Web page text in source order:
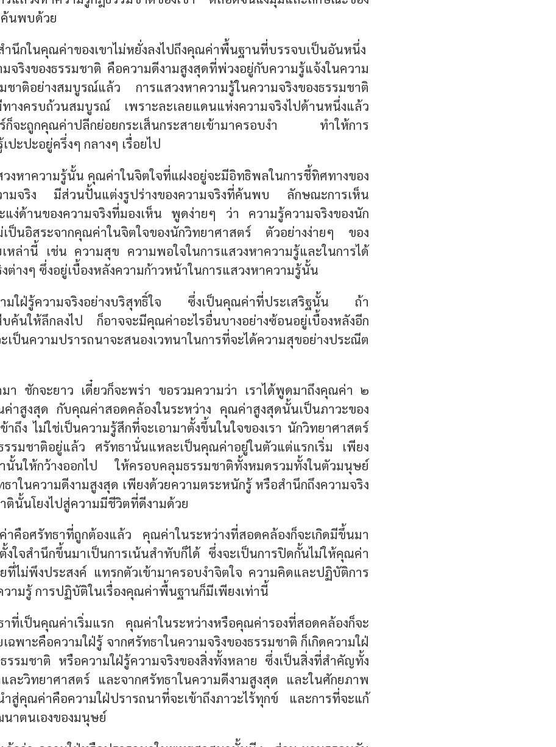
ค้นพบด้วย
ำนึกในคุณค่าของเขาไม่หยั่งลงไปถึงคุณค่าพื้นฐานที่บรรจบเป็นอันหนึ่ง
จริงของธรรมชาติ คือความดีงามสูงสุดที่พ่วงอยู่กับความรู้แจ้งในความ
มชาติอย่างสมบูรณ์แล้ว การแสวงหาความรู้ในความจริงของธรรมชาติ
ทางครบถ้วนสมบูรณ์ เพราะละเลยแดนแห่งความจริงไปด้านหนึ่งแล้ว
ก็จะถูกคุณค่าปลีกย่อยกระเส็นกระสายเข้ามาครอบงำ ทำให้การ
ปะปะอยู่ครึ่งๆ กลางๆ เรื่อยไป
วงหาความรู้นั้น คุณค่าในจิตใจที่แฝงอยู่จะมีอิทธิพลในการชี้ทิศทางของ
ามจริง มีส่วนปั้นแต่งรูปร่างของความจริงที่ค้นพบ ลักษณะการเห็น
แง่ด้านของความจริงที่มองเห็น พูดง่ายๆ ว่า ความรู้ความจริงของนัก
ป็นอิสระจากคุณ​ค่าในจิตใจของนักวิทยาศาสตร์ ตัวอย่างง่ายๆ ของ
หล่านี้ เช่น ความสุข ความพอใจในการแสวงหาความรู้และในการได้
างๆ ซึ่งอยู่เบื้องหลังความก้าวหน้าในการแสวงหาความรู้นั้น
มใฝ่รู้ความจริงอย่างบริสุทธิ์ใจ ซึ่งเป็นคุณค่าที่ประเสริฐนั้น ถ้า
บค้นให้ลึกลงไป ก็อาจจะมีคุณค่าอะไรอื่นบางอย่างซ้อนอยู่เบื้องหลังอีก
เป็นความปรารถนาจะสนองเวทนาในการที่จะได้ความสุขอย่างประณีต
า ชักจะยาว เดี๋ยวก็จะพร่า ขอรวมความว่า เราได้พูดมาถึงคุณค่า ๒
สูงสุด กับคุณค่าสอดคล้องในระหว่าง คุณค่าสูงสุดนั้นเป็นภาวะของ
าถึง ไม่ใช่เป็นความรู้สึกที่จะเอามาตั้งขึ้นในใจของเรา นักวิทยาศาสตร์
รรมชาติอยู่แล้ว ศรัทธานั่นแหละเป็นคุณค่าอยู่ในตัวแต่แรกเริ่ม เพียง
นั้นให้กว้างออกไป ให้ครอบคลุมธรรมชาติทั้งหมดรวมทั้งในตัวมนุษย์
ธาในความดีงามสูงสุด เพียงด้วยความตระหนักรู้ หรือสำนึกถึงความจริง
ตินั้นโยงไปสู่ความมีชีวิตที่ดีงามด้วย
าคือศรัทธาที่ถูกต้องแล้ว คุณค่าในระหว่างที่สอดคล้องก็จะเกิดมีขึ้นมา
งใจสำนึกขึ้นมาเป็นการเน้นสำทับก็ได้ ซึ่งจะเป็นการปิดกั้นไม่ให้คุณค่า
ที่ไม่พึงประสงค์ แทรกตัวเข้ามาครอบงำจิตใจ ความคิดและปฏิบัติการ
ามรู้ การปฏิบัติในเรื่องคุณค่าพื้นฐานก็มีเพียงเท่านี้
าที่เป็นคุณค่าเริ่มแรก คุณค่าในระหว่างหรือคุณค่ารองที่สอดคล้องก็จะ
เฉพาะคือความใฝ่รู้ จากศรัทธาในความจริงของธรรมชาติ ก็เกิดความใฝ่
ธรรมชาติ หรือความใฝ่รู้ความจริงของสิ่งทั้งหลาย ซึ่งเป็นสิ่งที่สำคัญทั้ง
ละวิทยาศาสตร์ และจากศรัทธาในความดีงามสูงสุด และในศักยภาพ
คุณค่าคือความใฝ่ปรารถนาที่จะเข้าถึงภาวะไร้ทุกข์ และการที่จะแก้
าตนเองของมนุษย์